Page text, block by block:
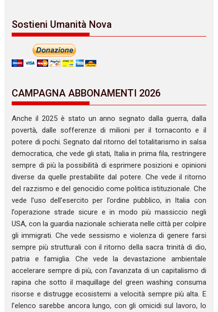
Sostieni Umanità Nova
CAMPAGNA ABBONAMENTI 2026
Anche il 2025 è stato un anno segnato dalla guerra, dalla
povertà, dalle sofferenze di milioni per il tornaconto e il
potere di pochi. Segnato dal ritorno del totalitarismo in salsa
democratica, che vede gli stati, Italia in prima fila, restringere
sempre di più la possibilità di esprimere posizioni e opinioni
diverse da quelle prestabilite dal potere. Che vede il ritorno
del razzismo e del genocidio come politica istituzionale. Che
vede l’uso dell’esercito per l’ordine pubblico, in Italia con
l’operazione strade sicure e in modo più massiccio negli
USA, con la guardia nazionale schierata nelle città per colpire
gli immigrati. Che vede sessismo e violenza di genere farsi
sempre più strutturali con il ritorno della sacra trinità di dio,
patria e famiglia. Che vede la devastazione ambientale
accelerare sempre di più, con l’avanzata di un capitalismo di
rapina che sotto il maquillage del green washing consuma
risorse e distrugge ecosistemi a velocità sempre più alta. E
l’elenco sarebbe ancora lungo, con gli omicidi sul lavoro, lo